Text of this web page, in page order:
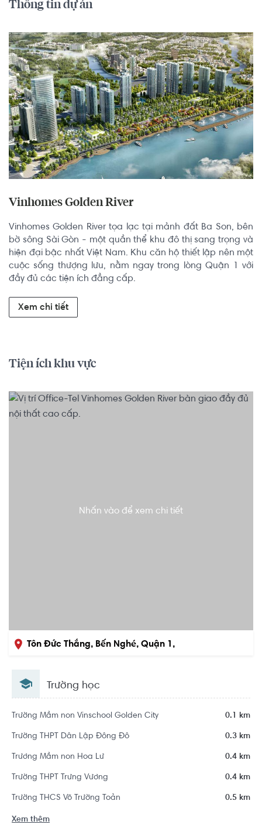
Thông tin dự án
Vinhomes Golden River
Vinhomes Golden River tọa lạc tại mảnh đất Ba Son, bên
bờ sông Sài Gòn - một quần thể khu đô thị sang trọng và
hiện đại bậc nhất Việt Nam. Khu căn hộ thiết lập nên một
cuộc sống thượng lưu, nằm ngay trong lòng Quận 1 với
đầy đủ các tiện ích đẳng cấp.
Xem chi tiết
Tiện ích khu vực
Nhấn vào để xem chi tiết
Tôn Đức Thắng, Bến Nghé, Quận 1,
Trường học
Trường Mầm non Vinschool Golden City 0.1 km
Trường THPT Dân Lập Đông Đô 0.3 km
Trương Mầm non Hoa Lư 0.4 km
Trường THPT Trưng Vương 0.4 km
Trường THCS Võ Trường Toản 0.5 km
Xem thêm